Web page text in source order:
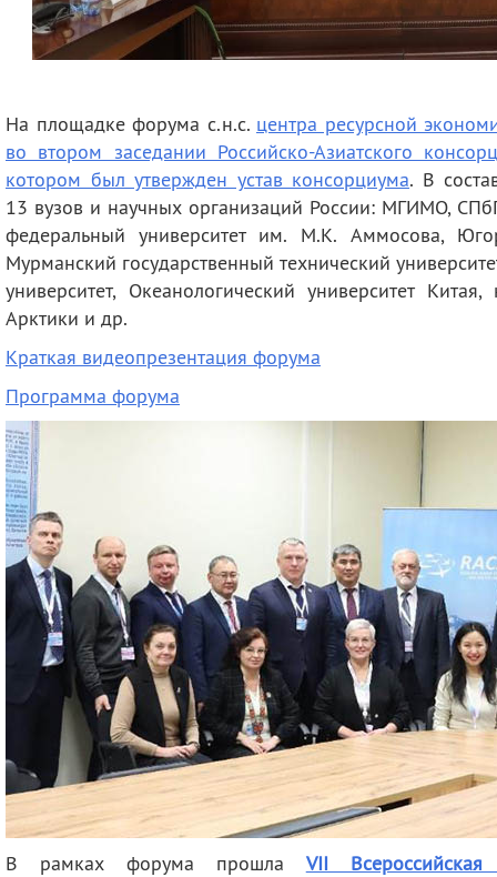
На площадке форума с.н.с. центра ресурсной
во втором заседании Российско-Азиатского
котором был утвержден устав консорциума. В
13 вузов и научных организаций России: МГИМО,
федеральный университет им. М.К. Аммосова,
Мурманский государственный технический
университет, Океанологический университет
Арктики и др.
Краткая видеопрезентация форума
Программа форума
В рамках форума прошла VII Всероссийская